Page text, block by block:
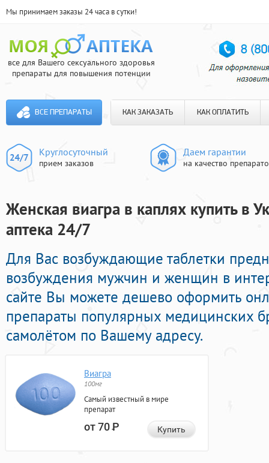
Мы принимаем заказы 24 часа в сутки!
все для Вашего сексуального здоровья
препараты для повышения потенции
ВСЕ ПРЕПАРАТЫ КАК ЗАКАЗАТЬ КАК ОПЛАТИТЬ
Круглосуточный
прием заказов
Даем гарантии
на качество
Женская виагра в каплях купить в
аптека 24/7
Для Вас возбуждающие таблетки
возбуждения мужчин и женщин в
сайте Вы можете дешево оформить
препараты популярных медицинских
самолётом по Вашему адресу.
Виагра
100мг
Самый известный в мире
препарат
от 70Р Купить